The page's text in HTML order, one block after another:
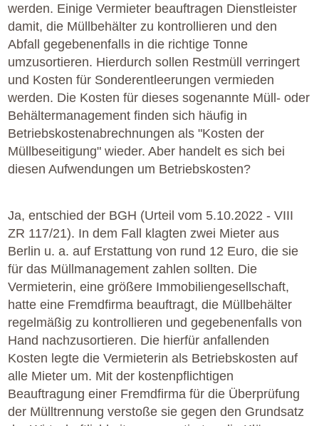
werden. Einige Vermieter beauftragen Dienstleister
damit, die Müllbehälter zu kontrollieren und den
Abfall gegebenenfalls in die richtige Tonne
umzusortieren. Hierdurch sollen Restmüll verringert
und Kosten für Sonderentleerungen vermieden
werden. Die Kosten für dieses sogenannte Müll- oder
Behältermanagement finden sich häufig in
Betriebskostenabrechnungen als "Kosten der
Müllbeseitigung" wieder. Aber handelt es sich bei
diesen Aufwendungen um Betriebskosten?
Ja, entschied der BGH (Urteil vom 5.10.2022 - VIII
ZR 117/21). In dem Fall klagten zwei Mieter aus
Berlin u. a. auf Erstattung von rund 12 Euro, die sie
für das Müllmanagement zahlen sollten. Die
Vermieterin, eine größere Immobiliengesellschaft,
hatte eine Fremdfirma beauftragt, die Müllbehälter
regelmäßig zu kontrollieren und gegebenenfalls von
Hand nachzusortieren. Die hierfür anfallenden
Kosten legte die Vermieterin als Betriebskosten auf
alle Mieter um. Mit der kostenpflichtigen
Beauftragung einer Fremdfirma für die Überprüfung
der Mülltrennung verstoße sie gegen den Grundsatz